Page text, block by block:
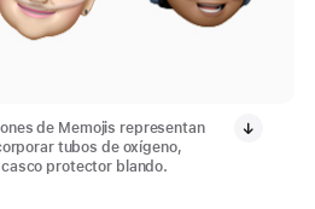
de Memojis representan
tubos de oxígeno,
protector blando.